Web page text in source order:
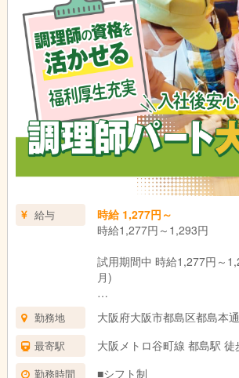
給与
時給 1,277円～
時給1,277円～1,293円
試用期間中 時給1,277円～
月)
ー
試用期間：3ヶ月(同条件)
勤務地 大阪府大阪市都島区都島本
最寄駅 大阪メトロ谷町線 都島駅 徒
勤務時間
■シフト制